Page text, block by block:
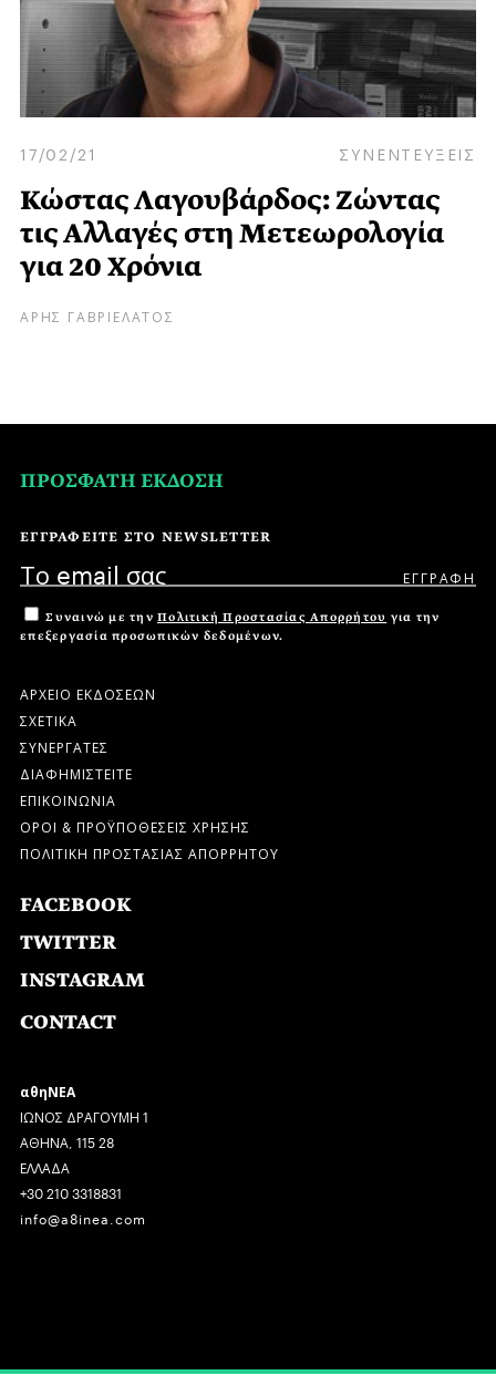
17/02/21 ΣΥΝΕΝΤΕΥΞΕΙΣ
Κώστας Λαγουβάρδος: Ζώντας
τις Αλλαγές στη Μετεωρολογία
για 20 Χρόνια
ΑΡΗΣ ΓΑΒΡΙΕΛΑΤΟΣ
ΠΡΟΣΦΑΤΗ ΕΚΔΟΣΗ
ΕΓΓΡΑΦΕΙΤΕ ΣΤΟ NEWSLETTER
Συναινώ με την Πολιτική Προστασίας Απορρήτου για την
επεξεργασία προσωπικών δεδομένων.
ΑΡΧΕΙΟ ΕΚΔΟΣΕΩΝ
ΣΧΕΤΙΚΑ
ΣΥΝΕΡΓΑΤΕΣ
ΔΙΑΦΗΜΙΣΤΕΙΤΕ
ΕΠΙΚΟΙΝΩΝΙΑ
ΟΡΟΙ & ΠΡΟΫΠΟΘΕΣΕΙΣ ΧΡΗΣΗΣ
ΠΟΛΙΤΙΚΗ ΠΡΟΣΤΑΣΙΑΣ ΑΠΟΡΡΗΤΟΥ
FACEBOOK
TWITTER
INSTAGRAM
CONTACT
αθηΝΕΑ
ΙΩΝΟΣ ΔΡΑΓΟΥΜΗ 1
ΑΘΗΝΑ, 115 28
ΕΛΛΑΔΑ
+30 210 3318831
info@a8inea.com